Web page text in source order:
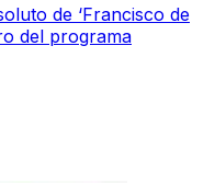
de ‘Francisco de
del programa